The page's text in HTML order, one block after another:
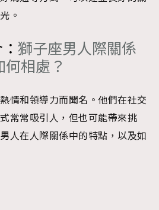
。
獅子座男人際關係
何相處？
情和領導力而聞名。他們在社交
常常吸引人，但也可能帶來挑
人在人際關係中的特點，以及如